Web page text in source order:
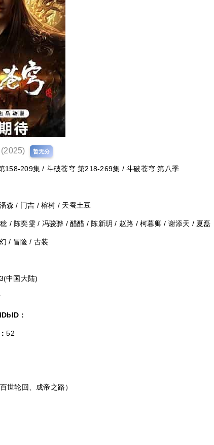
(2025) 暂无分
158-209集 / 斗破苍穹 第218-269集 / 斗破苍穹 第八季
森 / 门吉 / 榕树 / 天蚕土豆
/ 陈奕雯 / 冯骏骅 / 醋醋 / 陈新玥 / 赵路 / 柯暮卿 / 谢添天 / 夏磊
/ 冒险 / 古装
中国大陆)
：
52
轮回、成帝之路）